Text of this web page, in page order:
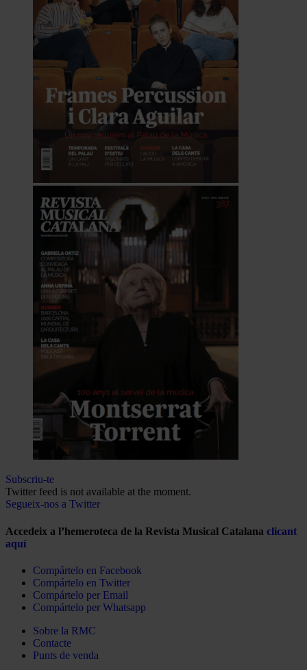
Subscriu-te
Twitter feed is not available at the moment.
Segueix-nos a Twitter
Accedeix a l’hemeroteca de la Revista Musical Catalana clicant
aquí
Compártelo en Facebook
Compártelo en Twitter
Compártelo per Email
Compártelo per Whatsapp
Sobre la RMC
Contacte
Punts de venda